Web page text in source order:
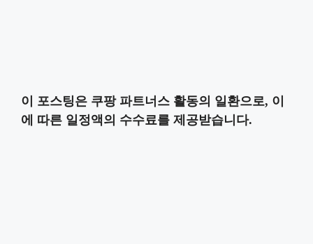
이 포스팅은 쿠팡 파트너스 활동의 일환으로, 이
에 따른 일정액의 수수료를 제공받습니다.